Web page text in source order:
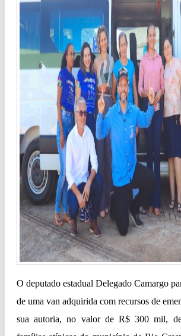
O deputado estadual Delegado Camargo
de uma van adquirida com recursos de
sua autoria, no valor de R$ 300 mil,